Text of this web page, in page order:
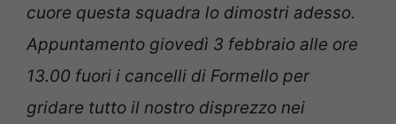
cuore questa squadra lo dimostri adesso.
Appuntamento giovedì 3 febbraio alle ore
13.00 fuori i cancelli di Formello per
gridare tutto il nostro disprezzo nei